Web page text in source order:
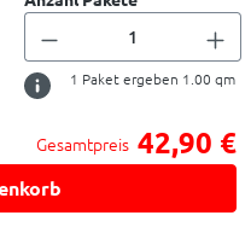
1 Paket ergeben 1.00 qm
Gesamtpreis 42,90 €